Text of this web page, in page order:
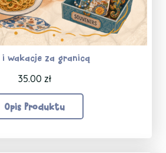
i wakacje za granicą
35.00 zł
Opis Produktu